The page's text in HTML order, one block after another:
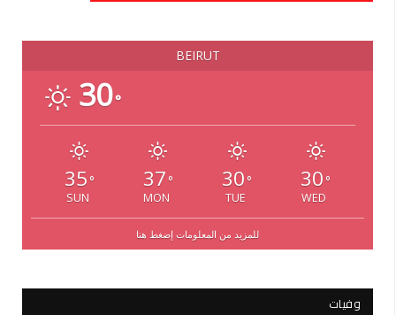
BEIRUT
30°
35 °
SUN
37 °
MON
30 °
TUE
30 °
WED
للمزيد من المعلومات إضغط هنا
وفيات